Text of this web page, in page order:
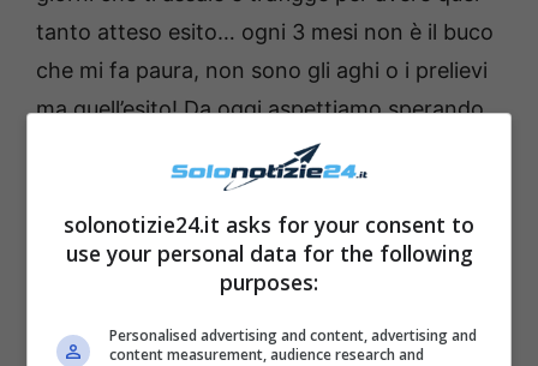
tanto atteso esito… ogni 3 mesi non è il buco
che mi fa paura, non sono gli aghi o i prelievi
ma quell’esito! Da oggi aspettiamo sperando
quell’esito NEGATIVO che ti da la forza e ti fa
fare un altro sospiro di sollievo!!! E poi ancora
e ancora ogni 3 mesi per un altro lunghissimo
anno sperando sempre che tutto vada bene…
e l’ansia ce l’hai si… per tutte le volte che mia
figlia mi dice…mamma non mi lasciare, non
solonotizie24.it asks for your consent to
use your personal data for the following
purposes:
Personalised advertising and content, advertising and
content measurement, audience research and